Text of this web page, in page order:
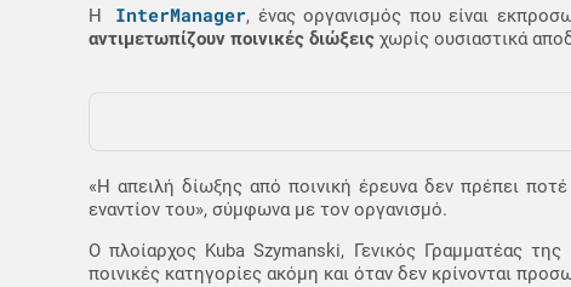
Η InterManager, ένας οργανισμός που είναι
αντιμετωπίζουν ποινικές διώξειςχωρίς ουσιαστικά
«Η απειλή δίωξης από ποινική έρευνα δεν πρέπει
εναντίον του», σύμφωνα με τον οργανισμό.
Ο πλοίαρχος Kuba Szymanski, Γενικός Γραμματέας
ποινικές κατηγορίες ακόμη και όταν δεν κρίνονται